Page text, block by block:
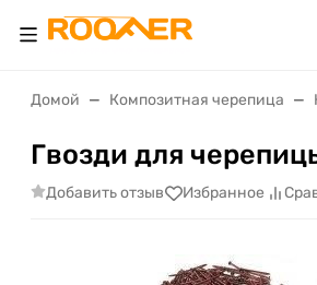
Домой Композитная черепица
Гвозди для
Добавить отзыв Избранное